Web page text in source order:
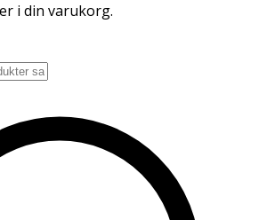
i din varukorg.